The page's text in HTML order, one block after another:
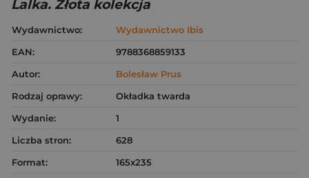
Lalka. Złota kolekcja
Wydawnictwo:
Wydawnictwo Ibis
EAN:
9788368859133
Autor:
Bolesław Prus
Rodzaj oprawy:
Okładka twarda
Wydanie:
1
Liczba stron:
628
Format:
165x235